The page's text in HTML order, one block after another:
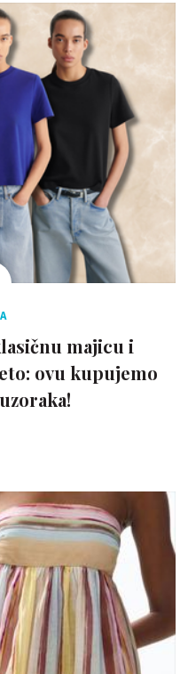
majicu i
ovu kupujemo